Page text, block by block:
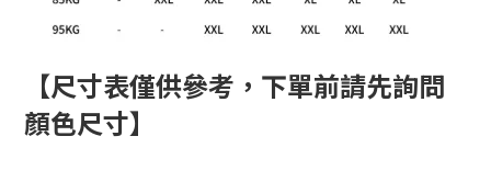
【尺寸表僅供參考，下單前請先詢問
顏色尺寸】